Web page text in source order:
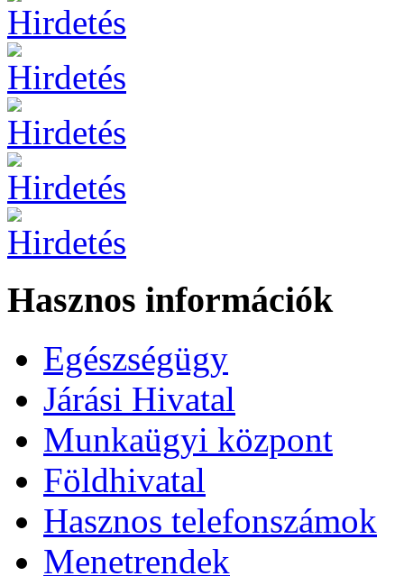
Hasznos információk
Egészségügy
Járási Hivatal
Munkaügyi központ
Földhivatal
Hasznos telefonszámok
Menetrendek